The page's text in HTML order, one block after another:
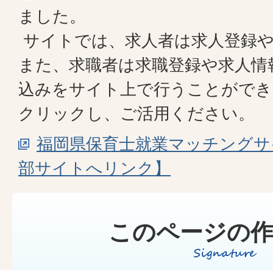
ました。
サイトでは、求人者は求人登録
また、求職者は求職登録や求人
込みをサイト上で行うことがで
クリックし、ご活用ください。
福岡県保育士就業マッチング
部サイトへリンク】
このページの